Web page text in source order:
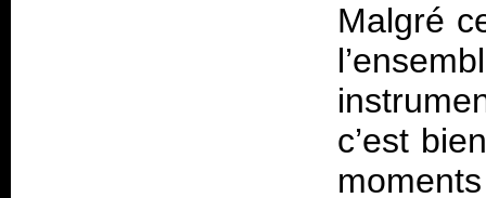
Malgré
c’est